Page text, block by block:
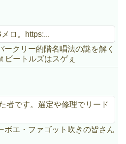
ロ。https:...
ークリー的階名唱法の謎を解く
ビートルズはスゲぇ
者です。選定や修理でリード
ボエ・ファゴット吹きの皆さん